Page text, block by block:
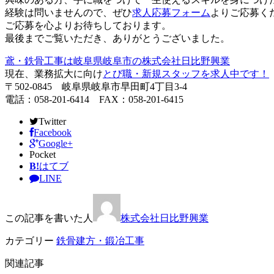
経験は問いませんので、ぜひ求人応募フォーム よりご応募く
ご応募を心よりお待ちしております。
最後までご覧いただき、ありがとうございました。
鳶・鉄骨工事は岐阜県岐阜市の株式会社日比野興業
現在、業務拡大に向けとび職・新規スタッフを求人中です！
〒502-0845 岐阜県岐阜市早田町4丁目3-4
電話：058-201-6414 FAX：058-201-6415
Twitter
Facebook
Google+
Pocket
B!はてブ
LINE
この記事を書いた人 株式会社日比野興業
カテゴリー 鉄骨建方・鍛冶工事
関連記事